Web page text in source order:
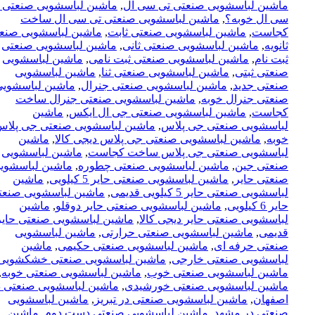
ماشین لباسشویی صنعتی تی سی ال, ماشین لباسشویی صنعتی
سی ال خوبه؟, ماشین لباسشویی صنعتی تی سی ال ساخت
کجاست, ماشین لباسشویی صنعتی ثابت, ماشین لباسشویی
ثانویه, ماشین لباسشویی صنعتی ثانی, ماشین لباسشویی صنعتی
ثبت نام, ماشین لباسشویی صنعتی ثبت نامی, ماشین لباسشویی
صنعتی ثبتی, ماشین لباسشویی صنعتی ثنا, ماشین لباسشویی
صنعتی جدید, ماشین لباسشویی صنعتی جنرال, ماشین
صنعتی جنرال خوبه, ماشین لباسشویی صنعتی جنرال ساخت
کجاست, ماشین لباسشویی صنعتی جی ال ایکس, ماشین
لباسشویی صنعتی جی پلاس, ماشین لباسشویی صنعتی جی
خوبه, ماشین لباسشویی صنعتی جی پلاس دیجی کالا, ماشین
لباسشویی صنعتی جی پلاس ساخت کجاست, ماشین لباسشویی
صنعتی جین, ماشین لباسشویی صنعتی چطوره, ماشین
صنعتی حایر , ماشین لباسشویی صنعتی حایر 5 کیلویی , ماشین
لباسشویی صنعتی حایر 5 کیلویی قدیمی
, ماشین لباسشویی
حایر 6 کیلویی
, ماشین لباسشویی صنعتی حایر دوقلو, ماشین
لباسشویی صنعتی حایر دیجی کالا, ماشین لباسشویی صنعتی
قدیمی, ماشین لباسشویی صنعتی حرارتی, ماشین لباسشویی
صنعتی حرفه ای, ماشین لباسشویی صنعتی حکیمی, ماشین
لباسشویی صنعتی خارجی, ماشین لباسشویی صنعتی
ماشین لباسشویی صنعتی خوب, ماشین لباسشویی صنعتی خوبه
ماشین لباسشویی صنعتی خورشیدی, ماشین لباسشویی صنعتی
اصفهان, ماشین لباسشویی صنعتی در تبریز , ماشین لباسشویی
صنعتی در مشهد
ماشین لباسشویی صنعتی دست دوم ماشین